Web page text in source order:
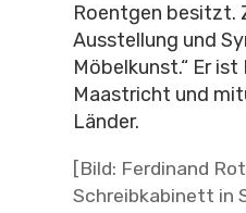
Roentgen besitzt.
Ausstellung und
Möbelkunst.“ Er
Maastricht und
Länder.
[Bild: Ferdinand
Schreibkabinett in